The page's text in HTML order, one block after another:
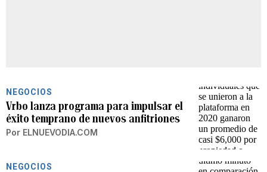
NEGOCIOS
Vrbo lanza programa para impulsar el
éxito temprano de nuevos anfitriones
Por ELNUEVODIA.COM
NEGOCIOS